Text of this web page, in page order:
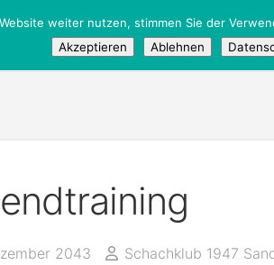
/Öffentlich
2043 Schachklub 1947
weiter nutzen, stimmen Sie der
Akzeptieren
Ablehnen